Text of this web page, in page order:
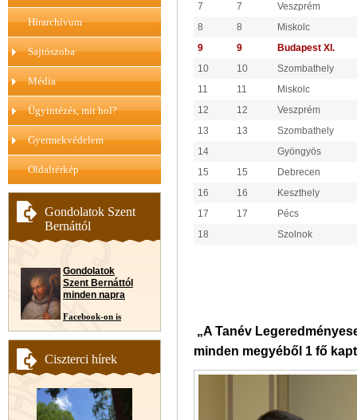
Hírarchívum
Sajtószoba
Média
Ügyintézés, mit hol?
Gyermekvédelem
Oldaltérkép
Gondolatok Szent
Bernáttól
Gondolatok
Szent Bernáttól
minden napra
Facebook-on is
Ciszterci hírek
7
7
Veszprém
8
8
Miskolc
9
9
Budapest XI.
10
10
Szombathely
11
11
Miskolc
12
12
Veszprém
13
13
Szombathely
14
Gyöngyös
15
15
Debrecen
16
16
Keszthely
17
17
Pécs
18
Szolnok
„A Tanév
minden megyéből 1 fő